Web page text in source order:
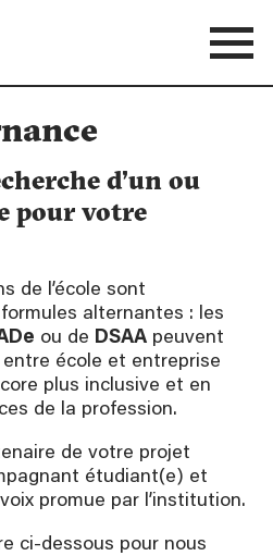
d’un ou
pour votre
de l’école sont
alternantes : les
ou de DSAA peuvent
école et entreprise
plus inclusive et en
de la profession.
de votre projet
étudiant(e) et
promue par l’institution.
ci-dessous pour nous